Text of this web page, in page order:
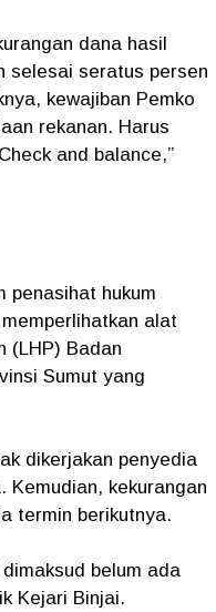
dana hasil
selesai seratus persen
kewajiban Pemko
rekanan. Harus
and balance,”
penasihat hukum
alat
(LHP) Badan
Sumut yang
dikerjakan penyedia
Kemudian, kekurangan
termin berikutnya.
belum ada
Kejari Binjai.